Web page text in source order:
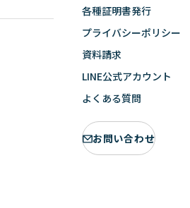
各種証明書発行
プライバシーポリシー
資料請求
LINE公式アカウント
よくある質問
お問い合わせ